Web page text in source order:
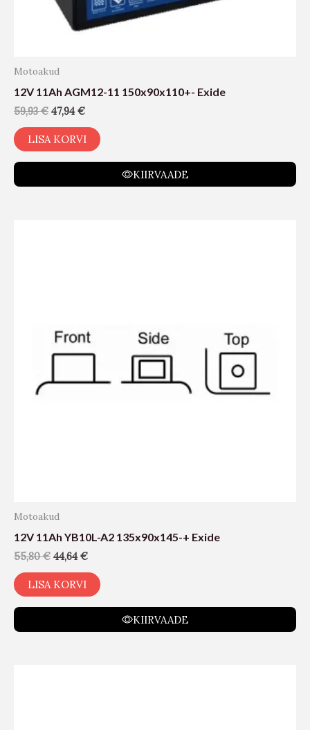
Motoakud
12V 11Ah AGM12-11 150x90x110+- Exide
59,93€ 47,94€
LISA KORVI
KIIRVAADE
Motoakud
12V 11Ah YB10L-A2 135x90x145-+ Exide
55,80€ 44,64€
LISA KORVI
KIIRVAADE